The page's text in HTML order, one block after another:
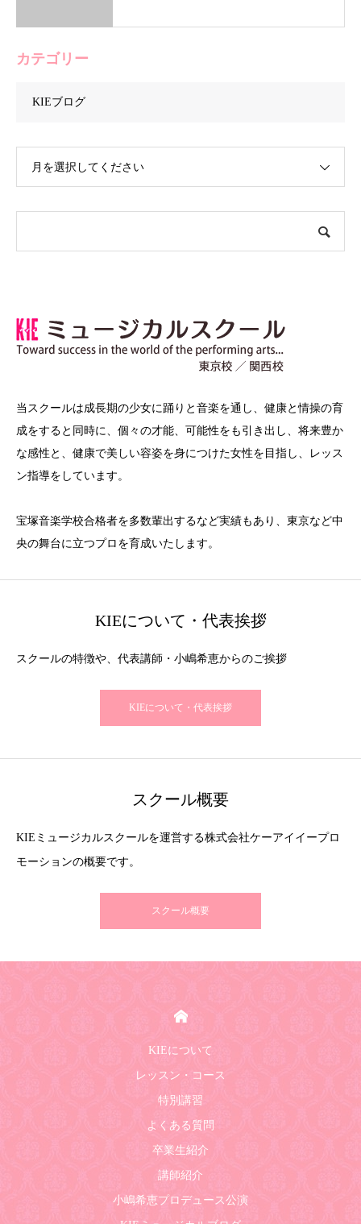
カテゴリー
KIEブログ
月を選択してください
当スクールは成長期の少女に踊りと音楽を通し、健康と情操の育
成をすると同時に、個々の才能、可能性をも引き出し、将来豊か
な感性と、健康で美しい容姿を身につけた女性を目指し、レッス
ン指導をしています。
宝塚音楽学校合格者を多数輩出するなど実績もあり、東京など中
央の舞台に立つプロを育成いたします。
KIEについて・代表挨拶
スクールの特徴や、代表講師・小嶋希恵からのご挨拶
KIEについて・代表挨拶
スクール概要
KIEミュージカルスクールを運営する株式会社ケーアイイープロ
モーションの概要です。
スクール概要
KIEについて
レッスン・コース
特別講習
よくある質問
卒業生紹介
講師紹介
小嶋希恵プロデュース公演